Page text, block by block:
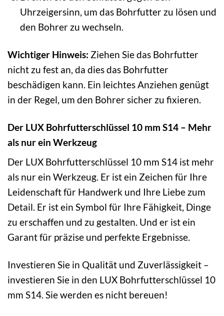
Uhrzeigersinn, um das Bohrfutter zu lösen und
den Bohrer zu wechseln.
Wichtiger Hinweis: Ziehen Sie das Bohrfutter
nicht zu fest an, da dies das Bohrfutter
beschädigen kann. Ein leichtes Anziehen genügt
in der Regel, um den Bohrer sicher zu fixieren.
Der LUX Bohrfutterschlüssel 10 mm S14 – Mehr
als nur ein Werkzeug
Der LUX Bohrfutterschlüssel 10 mm S14 ist mehr
als nur ein Werkzeug. Er ist ein Zeichen für Ihre
Leidenschaft für Handwerk und Ihre Liebe zum
Detail. Er ist ein Symbol für Ihre Fähigkeit, Dinge
zu erschaffen und zu gestalten. Und er ist ein
Garant für präzise und perfekte Ergebnisse.
Investieren Sie in Qualität und Zuverlässigkeit –
investieren Sie in den LUX Bohrfutterschlüssel 10
mm S14. Sie werden es nicht bereuen!